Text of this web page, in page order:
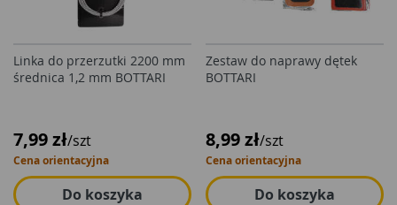
Linka do przerzutki 2200 mm
średnica 1,2 mm BOTTARI
7,99 zł/szt
Cena orientacyjna
Do koszyka
Zestaw do naprawy dętek
BOTTARI
8,99 zł/szt
Cena orientacyjna
Do koszyka